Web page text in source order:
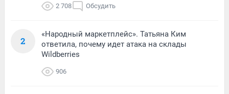
2 708 Обсудить
2
«Народный маркетплейс». Татьяна Ким
ответила, почему идет атака на склады
Wildberries
906